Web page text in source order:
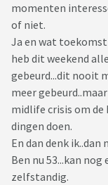
momenten
of niet.
Ja en wat
heb dit weekend
gebeurd...dit nooit
meer
midlife crisis om de
dingen doen.
En dan denk ik..dan
Ben nu 53...kan
zelfstandig.